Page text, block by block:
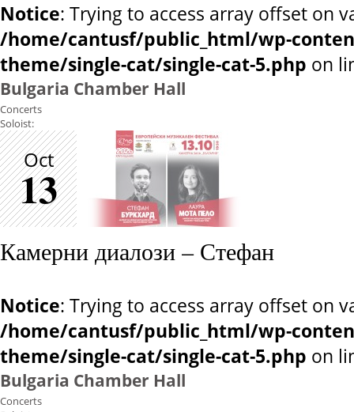
Notice: Trying to access array offset on
/home/cantusf/public_html/wp-
theme/single-cat/single-cat-5.php on
Bulgaria Chamber Hall
Concerts
Soloist:
Oct
13
Камерни диалози – Стефан
Notice: Trying to access array offset on
/home/cantusf/public_html/wp-
theme/single-cat/single-cat-5.php on
Bulgaria Chamber Hall
Concerts